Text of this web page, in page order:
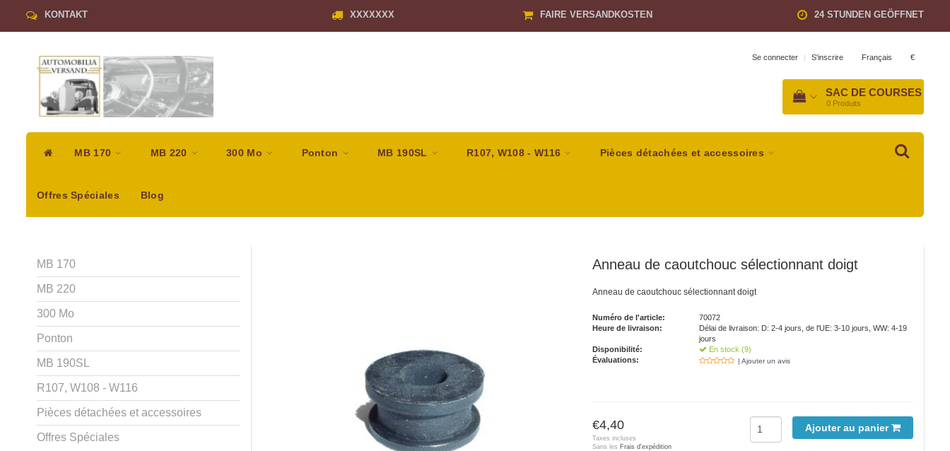
KONTAKT XXXXXXX FAIRE VERSANDKOSTEN 24 STUNDEN GEÖFFNET
Se connecter | S'inscrire Français €
SAC DE COURSES
0 Produits
MB 170 MB 220 300 Mo Ponton MB 190SL R107, W108 - W116 Pièces détachées et accessoires
Offres Spéciales Blog
MB 170
MB 220
300 Mo
Ponton
MB 190SL
R107, W108 - W116
Pièces détachées et accessoires
Offres Spéciales
Anneau de caoutchouc sélectionnant doigt
Anneau de caoutchouc sélectionnant doigt
Numéro de l'article:
70072
Heure de livraison:
Délai de livraison: D: 2-4 jours, de l'UE: 3-10 jours, WW: 4-19
jours
Disponibilité:
En stock (9)
Évaluations:
| Ajouter un avis
€4,40
Taxes incluses
Sans les Frais d'expédition
Ajouter au panier